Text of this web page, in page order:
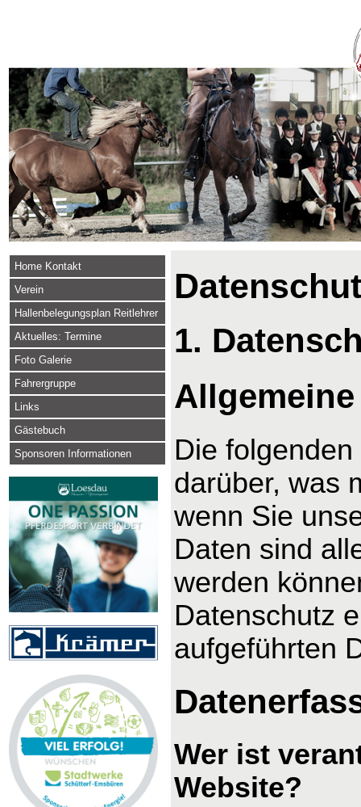
Home Kontakt
Verein
Hallenbelegungsplan Reitlehrer
Aktuelles: Termine
Foto Galerie
Fahrergruppe
Links
Gästebuch
Sponsoren Informationen
1.
Die
darüber, was
wenn Sie
Daten sind
werden
Datenschutz
aufgeführten
Wer ist
Website?